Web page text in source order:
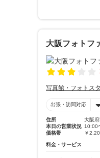
大阪フォトフ
写真館・フォトス
出張・訪問対応
住所
大阪
本日の営業状況 10:00
価格帯
￥
料金・サービス